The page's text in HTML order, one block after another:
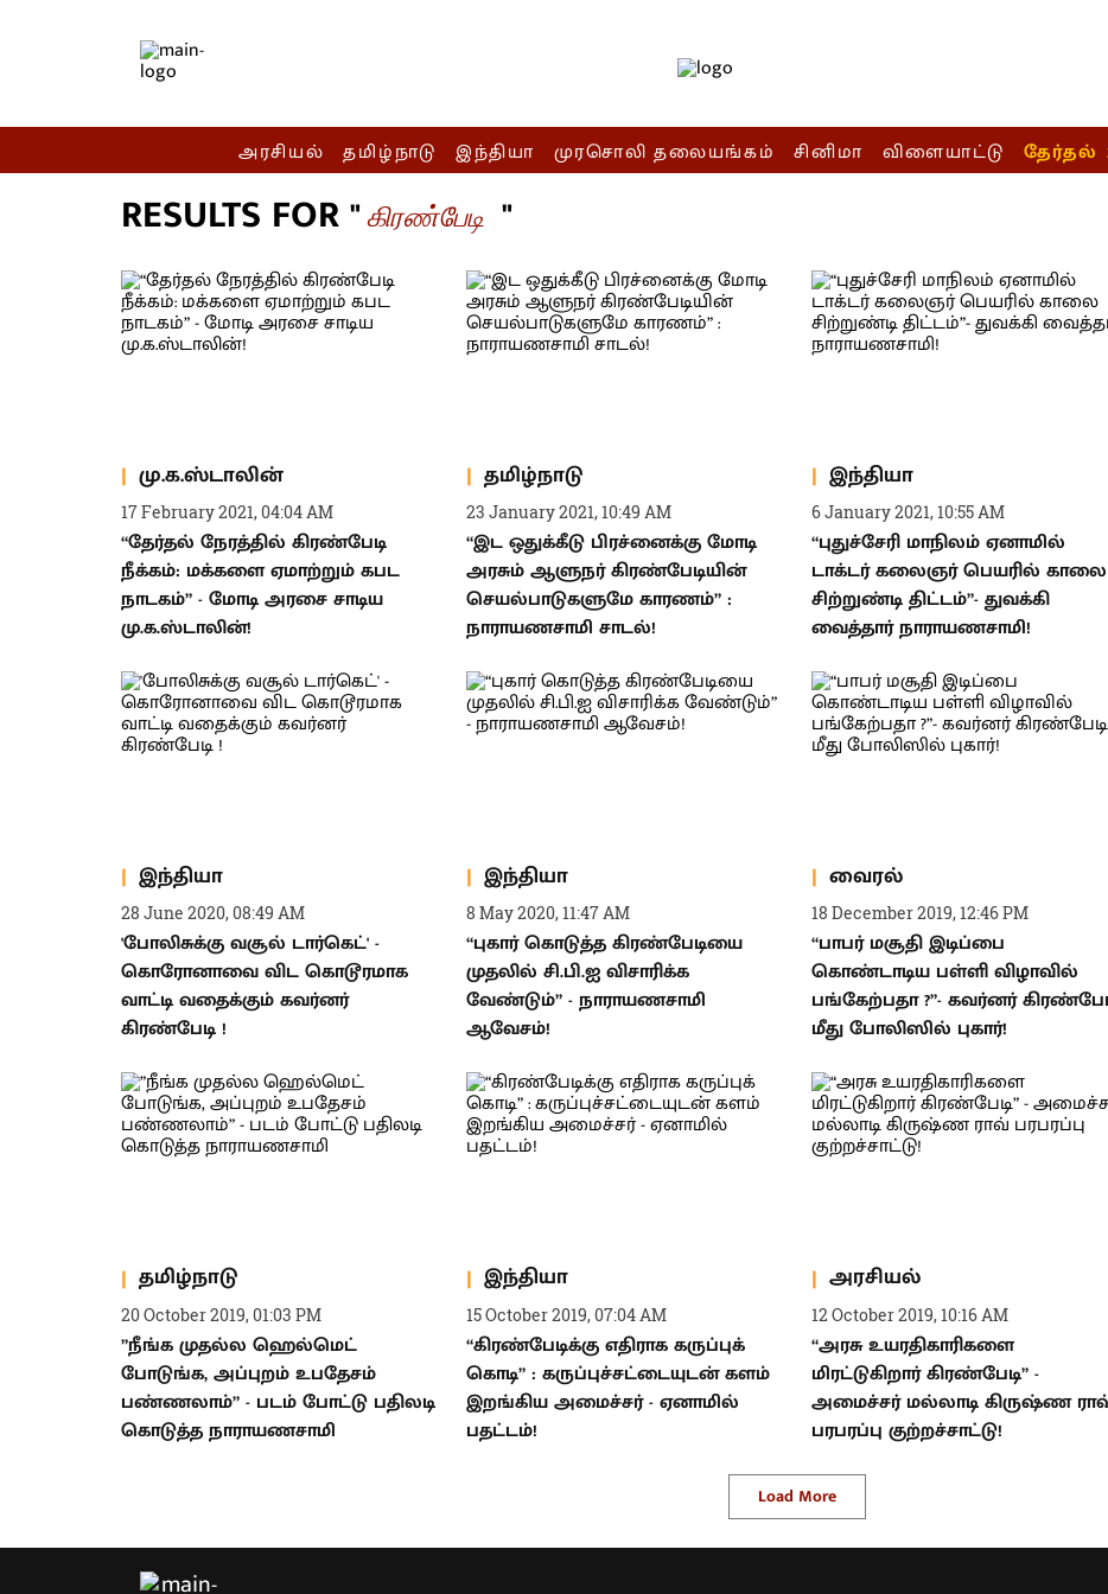
அரசியல் தமிழ்நாடு இந்தியா முரசொலி தலையங்கம் சினிமா விளையாட்டு தேர்தல்
RESULTS FOR "கிரண்பேடி "
மு.க.ஸ்டாலின்
17 February 2021, 04:04 AM
“தேர்தல் நேரத்தில் கிரண்பேடி
நீக்கம்: மக்களை ஏமாற்றும் கபட
நாடகம்” - மோடி அரசை சாடிய
மு.க.ஸ்டாலின்!
தமிழ்நாடு
23 January 2021, 10:49 AM
“இட ஒதுக்கீடு பிரச்னைக்கு மோடி
அரசும் ஆளுநர் கிரண்பேடியின்
செயல்பாடுகளுமே காரணம்” :
நாராயணசாமி சாடல்!
இந்தியா
6 January 2021, 10:55 AM
“புதுச்சேரி மாநிலம் ஏனாமில்
டாக்டர் கலைஞர் பெயரில் காலை
சிற்றுண்டி திட்டம்”- துவக்கி
வைத்தார் நாராயணசாமி!
இந்தியா
28 June 2020, 08:49 AM
'போலிசுக்கு வசூல் டார்கெட்' -
கொரோனாவை விட கொடூரமாக
வாட்டி வதைக்கும் கவர்னர்
கிரண்பேடி !
இந்தியா
8 May 2020, 11:47 AM
“புகார் கொடுத்த கிரண்பேடியை
முதலில் சி.பி.ஐ விசாரிக்க
வேண்டும்” - நாராயணசாமி
ஆவேசம்!
வைரல்
18 December 2019, 12:46 PM
“பாபர் மசூதி இடிப்பை
கொண்டாடிய பள்ளி விழாவில்
பங்கேற்பதா ?”- கவர்னர்
மீது போலிஸில் புகார்!
தமிழ்நாடு
20 October 2019, 01:03 PM
”நீங்க முதல்ல ஹெல்மெட்
போடுங்க, அப்புறம் உபதேசம்
பண்ணலாம்” - படம் போட்டு பதிலடி
கொடுத்த நாராயணசாமி
இந்தியா
15 October 2019, 07:04 AM
“கிரண்பேடிக்கு எதிராக கருப்புக்
கொடி” : கருப்புச்சட்டையுடன் களம்
இறங்கிய அமைச்சர் - ஏனாமில்
பதட்டம்!
அரசியல்
12 October 2019, 10:16 AM
“அரசு உயரதிகாரிகளை
மிரட்டுகிறார் கிரண்பேடி” -
அமைச்சர் மல்லாடி கிருஷ்ண
பரபரப்பு குற்றச்சாட்டு!
Load More